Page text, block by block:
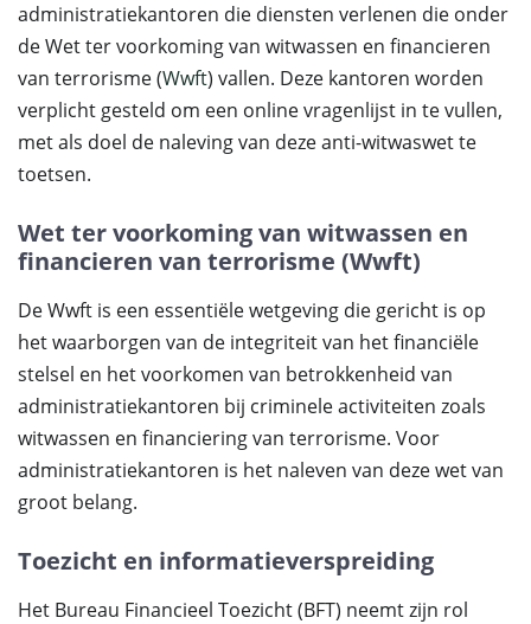
administratiekantoren die diensten verlenen die onder
de Wet ter voorkoming van witwassen en financieren
van terrorisme (Wwft) vallen. Deze kantoren worden
verplicht gesteld om een online vragenlijst in te vullen,
met als doel de naleving van deze anti-witwaswet te
toetsen.
Wet ter voorkoming van witwassen en
financieren van terrorisme (Wwft)
De Wwft is een essentiële wetgeving die gericht is op
het waarborgen van de integriteit van het financiële
stelsel en het voorkomen van betrokkenheid van
administratiekantoren bij criminele activiteiten zoals
witwassen en financiering van terrorisme. Voor
administratiekantoren is het naleven van deze wet van
groot belang.
Toezicht en informatieverspreiding
Het Bureau Financieel Toezicht (BFT) neemt zijn rol